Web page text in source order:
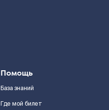
Помощь
База знаний
Где мой билет